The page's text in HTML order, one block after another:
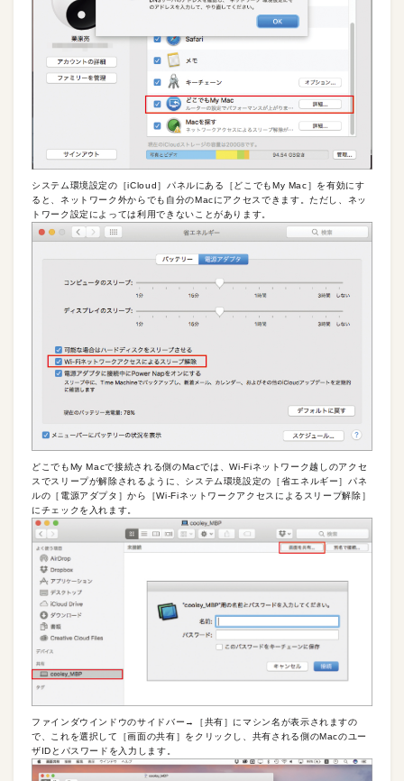
システム環境設定の［iCloud］パネルにある［どこでもMy Mac］を有効にす
ると、ネットワーク外からでも自分のMacにアクセスできます。ただし、ネッ
トワーク設定によっては利用できないことがあります。
どこでもMy Macで接続される側のMacでは、Wi-Fiネットワーク越しのアクセ
スでスリープが解除されるように、システム環境設定の［省エネルギー］パネ
ルの［電源アダプタ］から［Wi-Fiネットワークアクセスによるスリープ解除］
にチェックを入れます。
ファインダウインドウのサイドバー→［共有］にマシン名が表示されますの
で、これを選択して［画面の共有］をクリックし、共有される側のMacのユー
ザIDとパスワードを入力します。